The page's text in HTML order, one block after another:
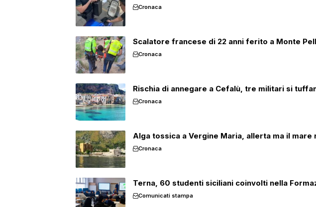
Cronaca
Scalatore francese di 22 anni ferito a Monte
Cronaca
Rischia di annegare a Cefalù, tre militari si
Cronaca
Alga tossica a Vergine Maria, allerta ma il mare
Cronaca
Terna, 60 studenti siciliani coinvolti nella
Comunicati stampa